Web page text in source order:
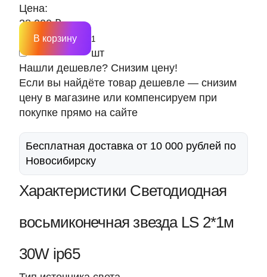
Цена:
28 200 ₽
шт
В корзину
Нашли дешевле? Снизим цену!
Если вы найдёте товар дешевле — снизим
цену в магазине или компенсируем при
покупке прямо на сайте
Бесплатная доставка от 10 000 рублей по
Новосибирску
Характеристики Светодиодная
восьмиконечная звезда LS 2*1м
30W ip65